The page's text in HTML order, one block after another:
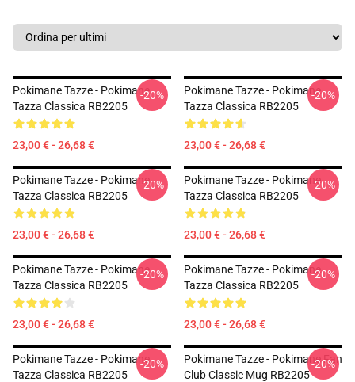
Pokimane Tazze - Pokimane
Tazza Classica RB2205
23,00 € - 26,68 €
-20%
Pokimane Tazze - Pokimane
Tazza Classica RB2205
23,00 € - 26,68 €
-20%
Pokimane Tazze - Pokimane
Tazza Classica RB2205
23,00 € - 26,68 €
-20%
Pokimane Tazze - Pokimane
Tazza Classica RB2205
23,00 € - 26,68 €
-20%
Pokimane Tazze - Pokimane
Tazza Classica RB2205
23,00 € - 26,68 €
-20%
Pokimane Tazze - Pokimane
Tazza Classica RB2205
23,00 € - 26,68 €
-20%
Pokimane Tazze - Pokimane
Tazza Classica RB2205
-20%
Pokimane Tazze - Pokimane Fan
Club Classic Mug RB2205
-20%